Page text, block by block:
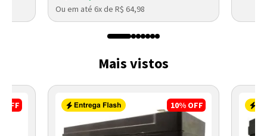
Ou em até 6x de R$ 64,98
Mais vistos
OFF 10% OFF